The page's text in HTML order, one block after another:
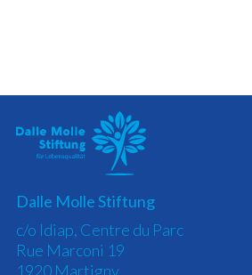
Dalle Molle Stiftung
c/o Idiap, Centre du Parc
Rue Marconi 19
1920 Martigny